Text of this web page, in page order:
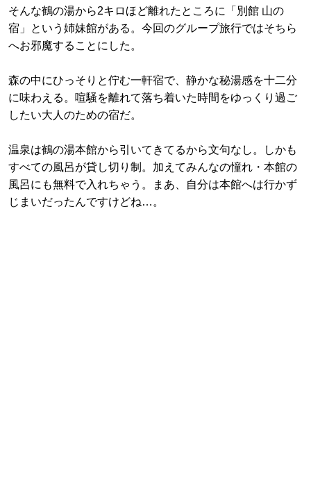
そんな鶴の湯から2キロほど離れたところに「別館 山の
宿」という姉妹館がある。今回のグループ旅行ではそちら
へお邪魔することにした。
森の中にひっそりと佇む一軒宿で、静かな秘湯感を十二分
に味わえる。喧騒を離れて落ち着いた時間をゆっくり過ご
したい大人のための宿だ。
温泉は鶴の湯本館から引いてきてるから文句なし。しかも
すべての風呂が貸し切り制。加えてみんなの憧れ・本館の
風呂にも無料で入れちゃう。まあ、自分は本館へは行かず
じまいだったんですけどね…。